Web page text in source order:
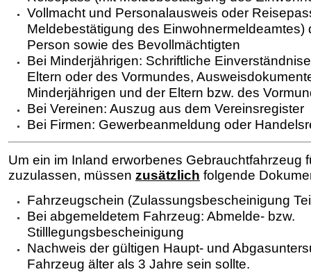
Vollmacht und Personalausweis oder
Meldebestätigung des Einwohnermeldeamtes)
Person sowie des Bevollmächtigten
Bei Minderjährigen: Schriftliche
Eltern oder des Vormun­des,
Minderjährigen und der Eltern bzw. des
Bei Vereinen: Auszug aus dem Vereinsregister
Bei Firmen: Gewerbeanmeldung oder
Um ein im Inland erworbenes Gebrauchtfahrzeug
zuzulassen, müssen zusätzlich folgende
Fahrzeugschein (Zulassungsbescheinigung
Bei abgemeldetem Fahrzeug: Abmelde- bzw.
Stilllegungsbescheinigung
Nachweis der gültigen Haupt- und
Fahrzeug älter als 3 Jahre sein sollte.